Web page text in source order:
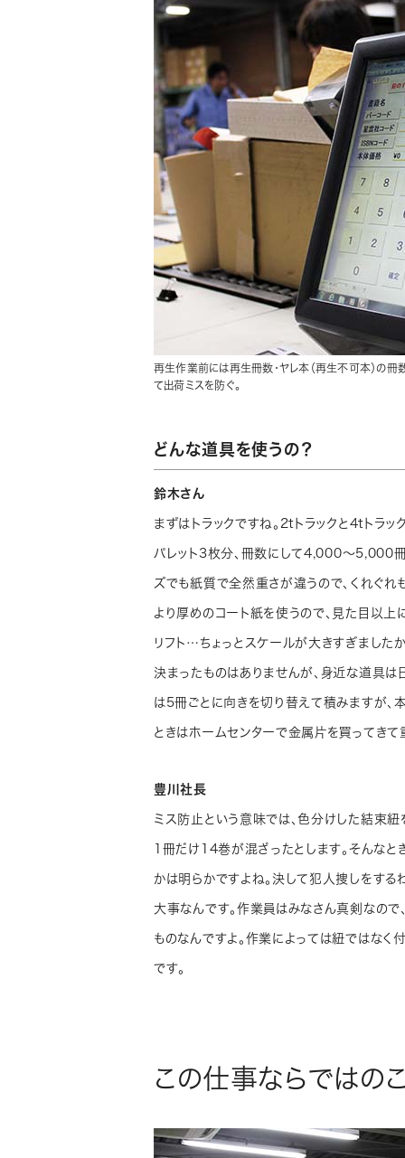
再生作業前には再生冊数・ヤレ本（再生不可本）の冊
て出荷ミスを防ぐ。
どんな道具を使うの？
鈴木さん
まずはトラックですね。2tトラックと4tトラ
パレット3枚分、冊数にして4,000～5,000
ズでも紙質で全然重さが違うので、くれぐ
より厚めのコート紙を使うので、見た目以上
リフト…ちょっとスケールが大きすぎましたか
決まったものはありませんが、身近な道具は
は5冊ごとに向きを切り替えて積みますが、
ときはホームセンターで金属片を買ってきて
豊川社長
ミス防止という意味では、色分けした結束
1冊だけ14巻が混ざったとします。そんなと
かは明らかですよね。決して犯人捜しをする
大事なんです。作業員はみなさん真剣なの
ものなんですよ。作業によっては紐ではな
です。
この仕事ならではのこ